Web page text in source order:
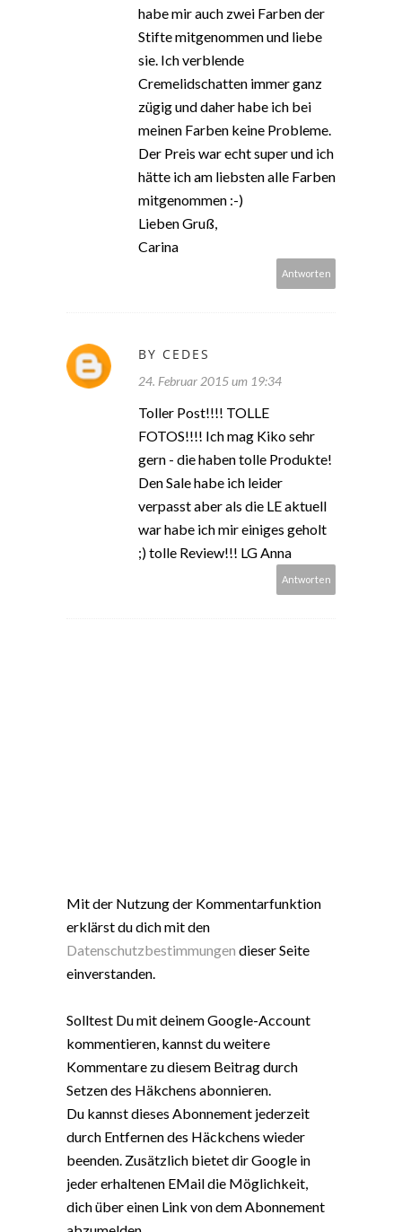
habe mir auch zwei Farben der
Stifte mitgenommen und liebe
sie. Ich verblende
Cremelidschatten immer ganz
zügig und daher habe ich bei
meinen Farben keine Probleme.
Der Preis war echt super und ich
hätte ich am liebsten alle Farben
mitgenommen :-)
Lieben Gruß,
Carina
Antworten
BY CEDES
24. Februar 2015 um 19:34
Toller Post!!!! TOLLE
FOTOS!!!! Ich mag Kiko sehr
gern - die haben tolle Produkte!
Den Sale habe ich leider
verpasst aber als die LE aktuell
war habe ich mir einiges geholt
;) tolle Review!!! LG Anna
Antworten
Mit der Nutzung der Kommentarfunktion
erklärst du dich mit den
Datenschutzbestimmungen dieser Seite
einverstanden.
Solltest Du mit deinem Google-Account
kommentieren, kannst du weitere
Kommentare zu diesem Beitrag durch
Setzen des Häkchens abonnieren.
Du kannst dieses Abonnement jederzeit
durch Entfernen des Häckchens wieder
beenden. Zusätzlich bietet dir Google in
jeder erhaltenen EMail die Möglichkeit,
dich über einen Link von dem Abonnement